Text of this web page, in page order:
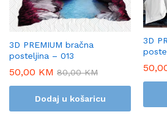
3D PREMIUM bračna
posteljina – 013
50,00 KM 80,00KM
Dodaj u košaricu
3D